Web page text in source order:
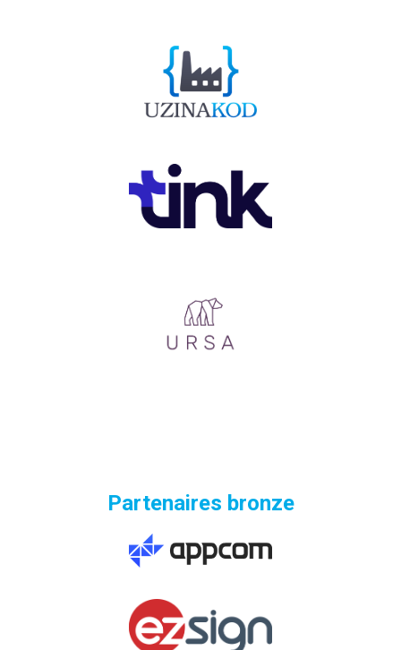
Partenaires bronze